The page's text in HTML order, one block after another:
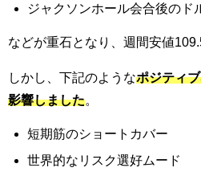
ジャクソンホール会合後のド
などが重石となり、 週間安値
しかし、下記のようなポジティ
影響しました
短期筋のショートカバー
世界的なリスク選好ムード